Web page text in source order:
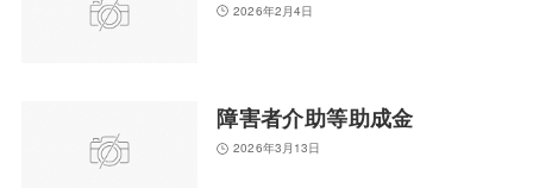
2026年2月4日
障害者介助等助成金
2026年3月13日